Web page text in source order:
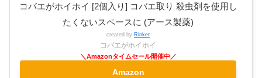
コバエがホイホイ [2個入り] コバエ取り 殺虫剤を使用し
たくないスペースに (アース製薬)
created by Rinker
コバエがホイホイ
Amazon